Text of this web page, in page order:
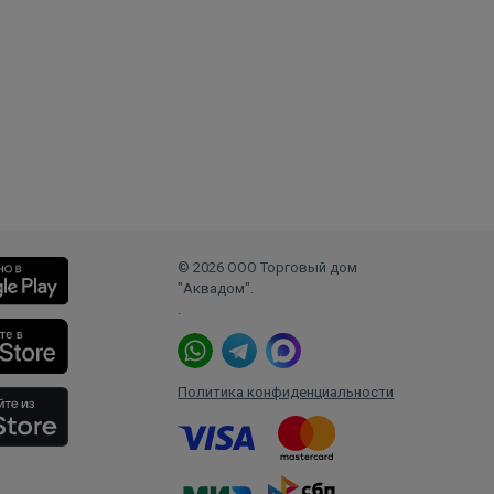
© 2026 ООО Торговый дом
"Аквадом".
.
Политика конфиденциальности